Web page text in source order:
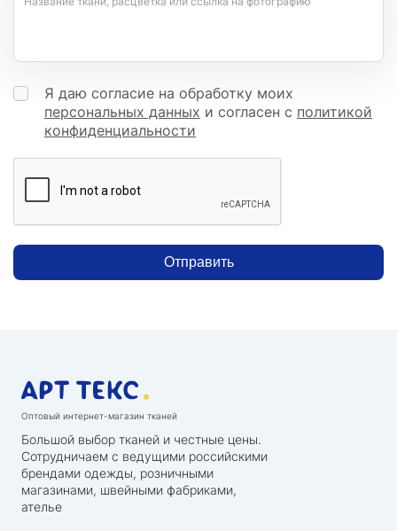
Я даю согласие на обработку моих
персональных данных и согласен с политикой
конфиденциальности
Отправить
Оптовый интернет-магазин тканей
Большой выбор тканей и честные цены.
Сотрудничаем с ведущими российскими
брендами одежды, розничными
магазинами, швейными фабриками,
ателье